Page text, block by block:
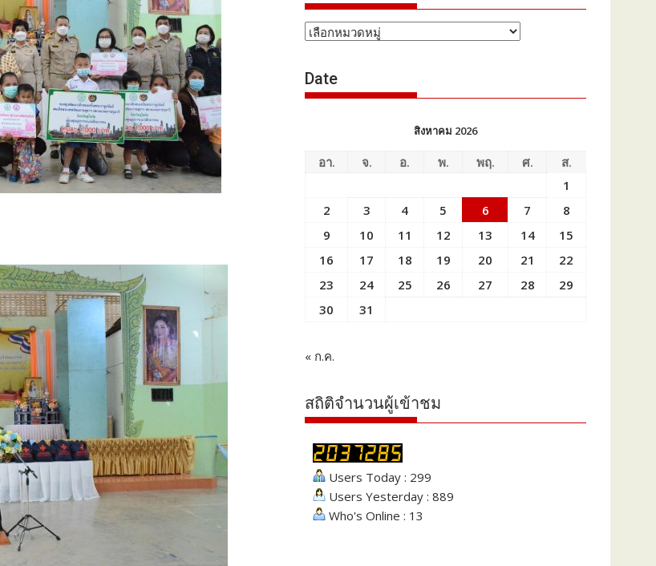
หัวข้อ
Date
สิงหาคม 2026
อา. จ. อ. พ. พฤ. ศ.
ส.
1
2
3 4 5 6 7
8
9
10 11 12 13 14
15
16
17 18 19 20 21
22
23
24 25 26 27 28
29
30
31
« ก.ค.
สถิติจำนวนผู้เข้าชม
Users Today : 299
Users Yesterday : 889
Who's Online : 13